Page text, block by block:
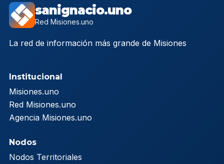
sanignacio.uno
Red Misiones.uno
La red de información más grande de Misiones
Institucional
Misiones.uno
Red Misiones.uno
Agencia Misiones.uno
Nodos
Nodos Territoriales